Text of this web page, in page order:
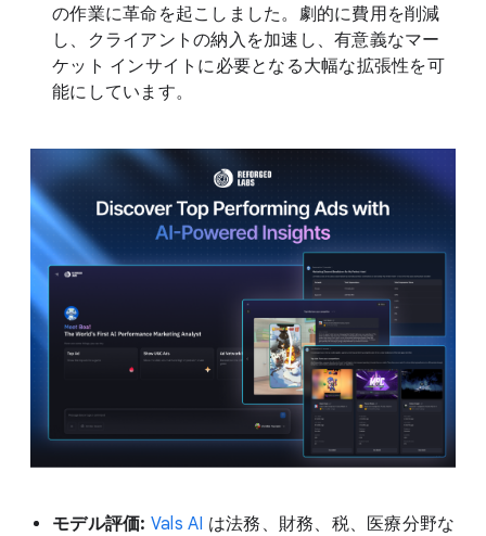
の作業に革命を起こしました。劇的に費用を削減
し、クライアントの納入を加速し、有意義なマー
ケット インサイトに必要となる大幅な拡張性を可
能にしています。
モデル評価: Vals AI は法務、財務、税、医療分野な